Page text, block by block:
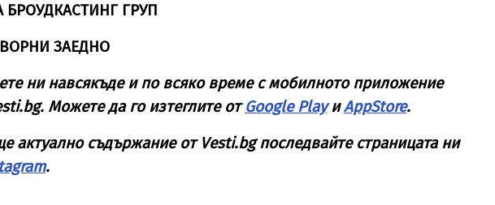
БРОУДКАСТИНГ ГРУП
ЗАЕДНО
ни навсякъде и по всяко време с мобилното приложение
.bg. Можете да го изтеглите от Google Play и AppStore.
актуално съдържание от Vesti.bg последвайте страницата ни
.